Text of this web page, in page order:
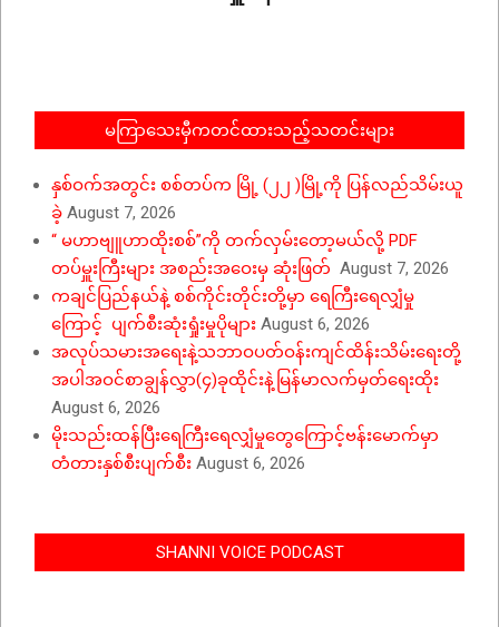
မကြာသေးမှီကတင်ထားသည့်သတင်းများ
နှစ်ဝက်အတွင်း စစ်တပ်က မြို့ (၂၂ )မြို့ကို ပြန်လည်သိမ်းယူ
ခဲ့ August 7, 2026
“ မဟာဗျူဟာထိုးစစ်”ကို တက်လှမ်းတော့မယ်လို့ PDF
တပ်မှူးကြီးများ အစည်းအဝေးမှ ဆုံးဖြတ် August 7, 2026
ကချင်ပြည်နယ်နဲ့ စစ်ကိုင်းတိုင်းတို့မှာ ရေကြီးရေလျှံမှု
ကြောင့် ပျက်စီးဆုံးရှုံးမှုပိုများ August 6, 2026
အလုပ်သမားအရေးနဲ့သဘာဝပတ်ဝန်းကျင်ထိန်းသိမ်းရေးတို့
အပါအဝင်စာချွန်လွှာ(၄)ခုထိုင်းနဲ့မြန်မာလက်မှတ်ရေးထိုး
August 6, 2026
မိုးသည်းထန်ပြီးရေကြီးရေလျှံမှုတွေကြောင့်ဗန်းမောက်မှာ
တံတားနှစ်စီးပျက်စီး August 6, 2026
SHANNI VOICE PODCAST